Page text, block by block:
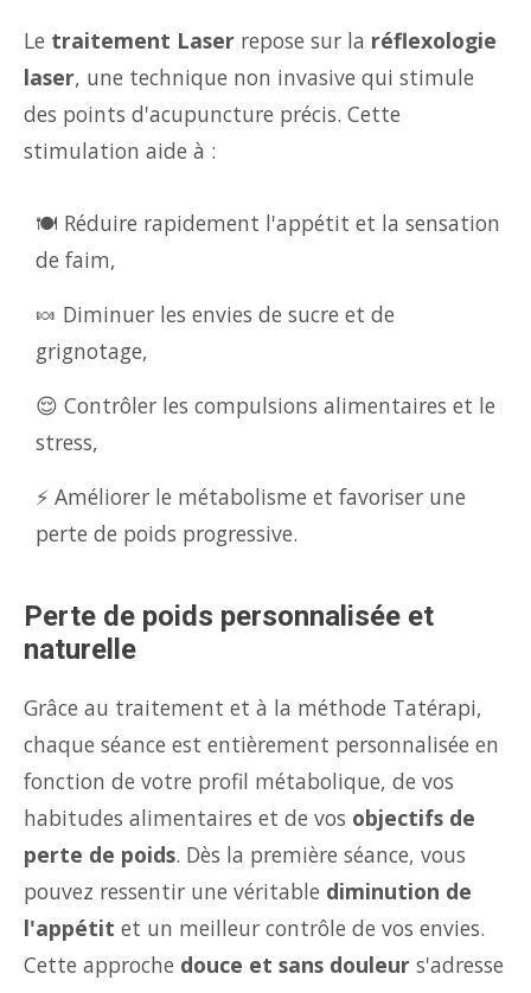
Le traitement Laser repose sur la réflexologie
laser, une technique non invasive qui stimule
des points d'acupuncture précis. Cette
stimulation aide à :
🍽️ Réduire rapidement l'appétit et la sensation
de faim,
🍬 Diminuer les envies de sucre et de
grignotage,
😌 Contrôler les compulsions alimentaires et le
stress,
⚡ Améliorer le métabolisme et favoriser une
perte de poids progressive.
Perte de poids personnalisée et
naturelle
Grâce au traitement et à la méthode Tatérapi,
chaque séance est entièrement personnalisée en
fonction de votre profil métabolique, de vos
habitudes alimentaires et de vos objectifs de
perte de poids. Dès la première séance, vous
pouvez ressentir une véritable diminution de
l'appétit et un meilleur contrôle de vos envies.
Cette approche douce et sans douleur s'adresse